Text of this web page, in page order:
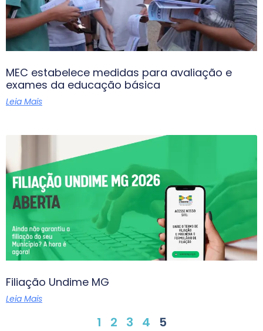
MEC estabelece medidas para avaliação e
exames da educação básica
Leia Mais
Filiação Undime MG
Leia Mais
1 2 3 4 5